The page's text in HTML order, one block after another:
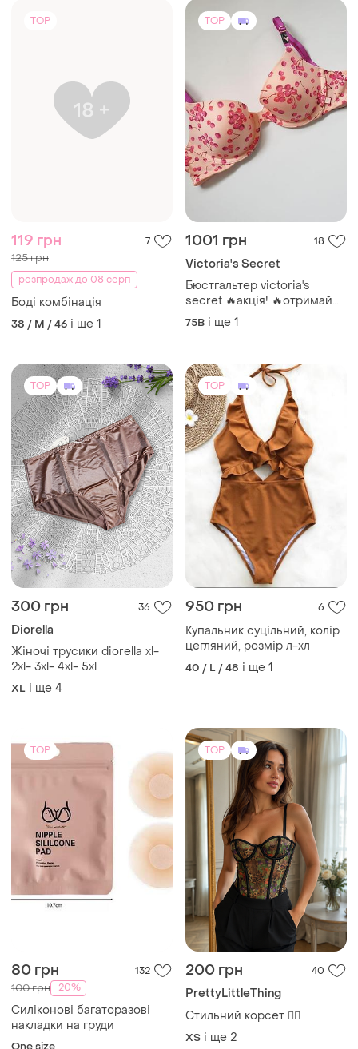
TOP
119 грн 7
125 грн
розпродаж до 08 серп
Боді комбінація
38 / M / 46 і ще 1
TOP
1001 грн 18
Victoria's Secret
Бюстгальтер victoria's
secret 🔥акція! 🔥отримай
знижку 13%
75B і ще 1
TOP
300 грн 36
Diorella
Жіночі трусики diorella xl-
2xl- 3xl- 4xl- 5xl
XL і ще 4
TOP
950 грн 6
Купальник суцільний, колір
цегляний, розмір л-хл
40 / L / 48 і ще 1
TOP
80 грн 132
100 грн -20%
Силіконові багаторазові
накладки на груди
One size
TOP
200 грн 40
PrettyLittleThing
Стильний корсет ❤️‍🔥
ХS і ще 2